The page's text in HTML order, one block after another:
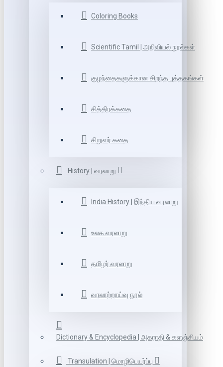
Coloring Books
Scientific Tamil | அறிவியல் நூல்கள்
குழந்தைகளுக்கான சிறந்த புத்தகங்கள்
சித்திரக்கதை
சிறுவர் கதை
History | வரலாறு
India History | இந்திய வரலாறு
உலக வரலாறு
தமிழர் வரலாறு
வரலாற்றாய்வு நூல்
Dictionary & Encyclopedia | அகராதி & களஞ்சியம்
Transulation | மொழிபெயர்ப்பு